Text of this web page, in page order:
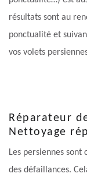
résultats sont au
ponctualité et
vos volets
Réparateur
Nettoyage
Les persiennes
des défaillances.